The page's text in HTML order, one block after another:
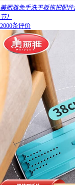
美丽雅免手洗平板拖把配
节）
2000条评价